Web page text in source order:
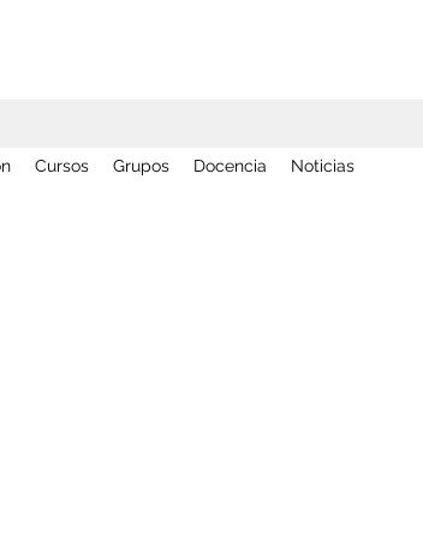
Cursos Grupos Docencia Noticias